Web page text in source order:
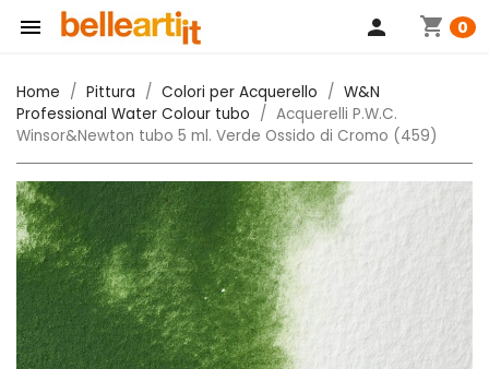
 shopping_cart 0
person
Home Pittura Colori per Acquerello
W&N
Professional Water Colour tubo
Acquerelli P.W.C.
Winsor&Newton tubo 5 ml. Verde Ossido di Cromo (459)